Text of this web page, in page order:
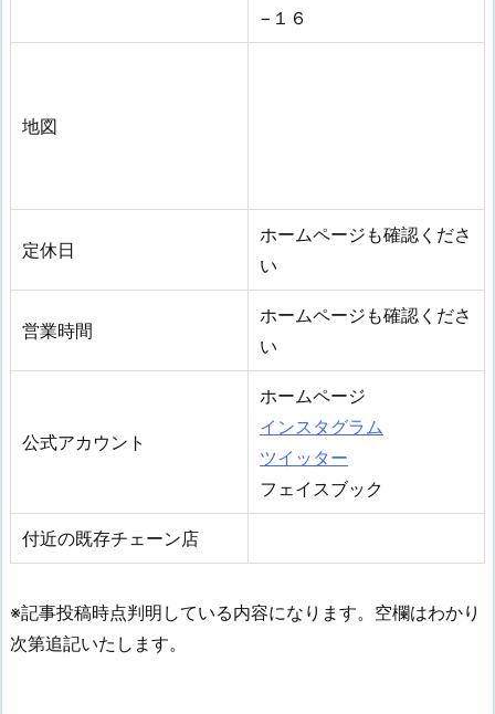
−１６
地図
定休日
ホームページも確認くださ
い
営業時間
ホームページも確認くださ
い
公式アカウント
ホームページ
インスタグラム
ツイッター
フェイスブック
付近の既存チェーン店
※記事投稿時点判明している内容になります。空欄はわかり
次第追記いたします。